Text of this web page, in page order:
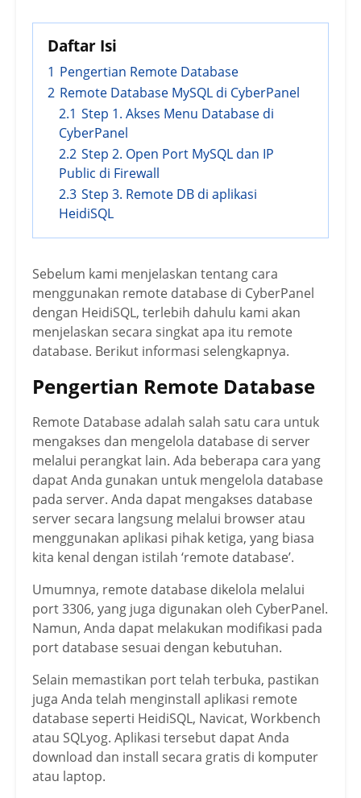
Daftar Isi
1 Pengertian Remote Database
2 Remote Database MySQL di CyberPanel
2.1 Step 1. Akses Menu Database di
CyberPanel
2.2 Step 2. Open Port MySQL dan IP
Public di Firewall
2.3 Step 3. Remote DB di aplikasi
HeidiSQL
Sebelum kami menjelaskan tentang cara
menggunakan remote database di CyberPanel
dengan HeidiSQL, terlebih dahulu kami akan
menjelaskan secara singkat apa itu remote
database. Berikut informasi selengkapnya.
Pengertian Remote Database
Remote Database adalah salah satu cara untuk
mengakses dan mengelola database di server
melalui perangkat lain. Ada beberapa cara yang
dapat Anda gunakan untuk mengelola database
pada server. Anda dapat mengakses database
server secara langsung melalui browser atau
menggunakan aplikasi pihak ketiga, yang biasa
kita kenal dengan istilah ‘remote database’.
Umumnya, remote database dikelola melalui
port 3306, yang juga digunakan oleh CyberPanel.
Namun, Anda dapat melakukan modifikasi pada
port database sesuai dengan kebutuhan.
Selain memastikan port telah terbuka, pastikan
juga Anda telah menginstall aplikasi remote
database seperti HeidiSQL, Navicat, Workbench
atau SQLyog. Aplikasi tersebut dapat Anda
download dan install secara gratis di komputer
atau laptop.